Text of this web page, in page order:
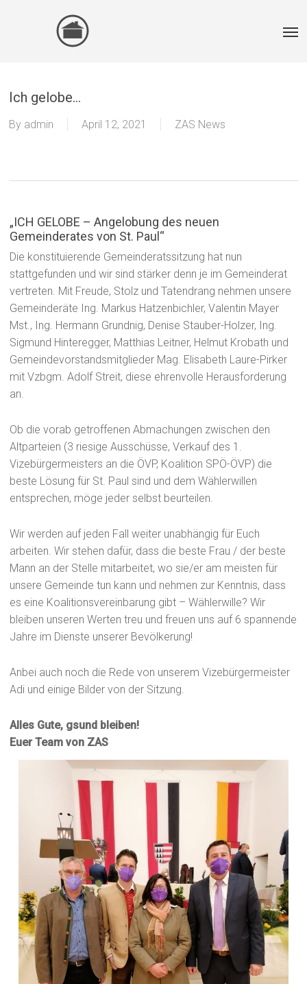
Ich gelobe…
By admin April 12, 2021 ZAS News
„ICH GELOBE – Angelobung des neuen
Gemeinderates von St. Paul“
Die konstituierende Gemeinderatssitzung hat nun
stattgefunden und wir sind stärker denn je im Gemeinderat
vertreten. Mit Freude, Stolz und Tatendrang nehmen unsere
Gemeinderäte Ing. Markus Hatzenbichler, Valentin Mayer
Mst., Ing. Hermann Grundnig, Denise Stauber-Holzer, Ing.
Sigmund Hinteregger, Matthias Leitner, Helmut Krobath und
Gemeindevorstandsmitglieder Mag. Elisabeth Laure-Pirker
mit Vzbgm. Adolf Streit, diese ehrenvolle Herausforderung
an.
Ob die vorab getroffenen Abmachungen zwischen den
Altparteien (3 riesige Ausschüsse, Verkauf des 1.
Vizebürgermeisters an die ÖVP, Koalition SPÖ-ÖVP) die
beste Lösung für St. Paul sind und dem Wählerwillen
entsprechen, möge jeder selbst beurteilen.
Wir werden auf jeden Fall weiter unabhängig für Euch
arbeiten. Wir stehen dafür, dass die beste Frau / der beste
Mann an der Stelle mitarbeitet, wo sie/er am meisten für
unsere Gemeinde tun kann und nehmen zur Kenntnis, dass
es eine Koalitionsvereinbarung gibt – Wählerwille? Wir
bleiben unseren Werten treu und freuen uns auf 6 spannende
Jahre im Dienste unserer Bevölkerung!
Anbei auch noch die Rede von unserem Vizebürgermeister
Adi und einige Bilder von der Sitzung.
Alles Gute, gsund bleiben!
Euer Team von ZAS